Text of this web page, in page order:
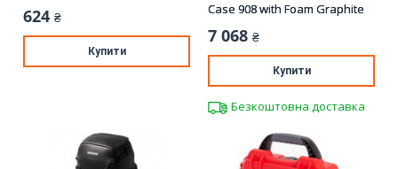
624 ₴
Купити
Case 908 with Foam Graphite
7 068 ₴
Купити
Безкоштовна доставка